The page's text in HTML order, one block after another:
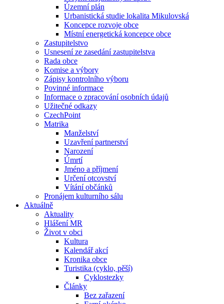
Územní plán
Urbanistická studie lokalita Mikulovská
Koncepce rozvoje obce
Místní energetická koncepce obce
Zastupitelstvo
Usnesení ze zasedání zastupitelstva
Rada obce
Komise a výbory
Zápisy kontrolního výboru
Povinné informace
Informace o zpracování osobních údajů
Užitečné odkazy
CzechPoint
Matrika
Manželství
Uzavření partnerství
Narození
Úmrtí
Jméno a příjmení
Určení otcovství
Vítání občánků
Pronájem kulturního sálu
Aktuálně
Aktuality
Hlášení MR
Život v obci
Kultura
Kalendář akcí
Kronika obce
Turistika (cyklo, pěší)
Cyklostezky
Články
Bez zařazení